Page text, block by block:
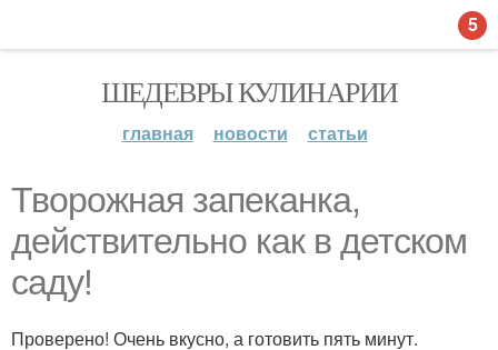
ШЕДЕВРЫ КУЛИНАРИИ
главная новости статьи
Творожная запеканка,
действительно как в детском
саду!
Проверено! Очень вкусно, а готовить пять минут.
5